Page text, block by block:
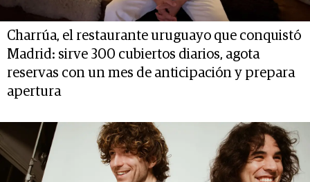
Charrúa, el restaurante uruguayo que conquistó
Madrid: sirve 300 cubiertos diarios, agota
reservas con un mes de anticipación y prepara
apertura